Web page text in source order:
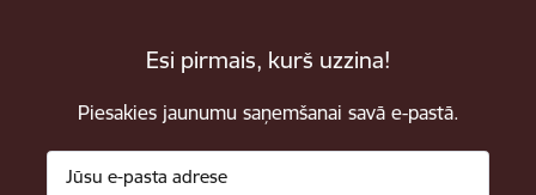
Esi pirmais, kurš uzzina!
Piesakies jaunumu saņemšanai savā e-pastā.